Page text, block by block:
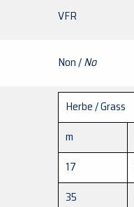
VFR
Non /No
Herbe / Grass
m
17
35